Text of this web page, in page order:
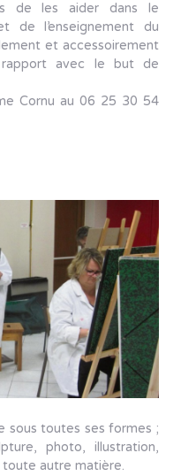
de les aider dans le
de l’enseignement du
et accessoirement
avec le but de
Cornu au 06 25 30 54
sous toutes ses formes ;
photo, illustration,
autre matière.